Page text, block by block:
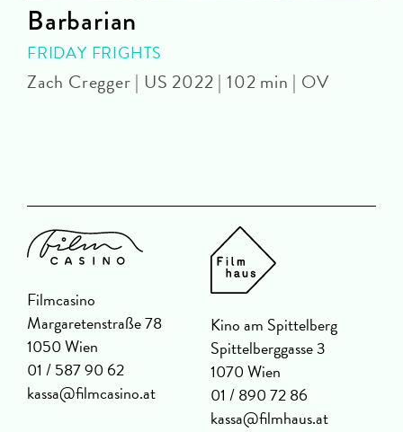
Barbarian
FRIDAY FRIGHTS
Zach Cregger | US 2022 | 102 min | OV
Filmcasino
Margaretenstraße 78
1050 Wien
01 / 587 90 62
kassa@filmcasino.at
Kino am Spittelberg
Spittelberggasse 3
1070 Wien
01 / 890 72 86
kassa@filmhaus.at